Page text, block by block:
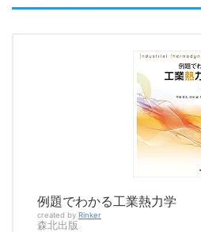
例題でわかる工業熱力学
created by Rinker
森北出版